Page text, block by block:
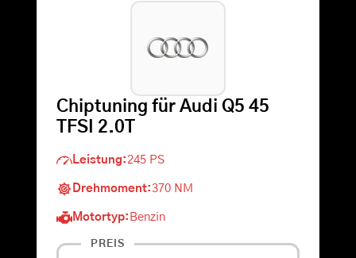
Warenkorb
Chiptuning für Audi Q5 45
TFSI 2.0T
Leistung: 245 PS
Drehmoment:370 NM
Motortyp: Benzin
PREIS